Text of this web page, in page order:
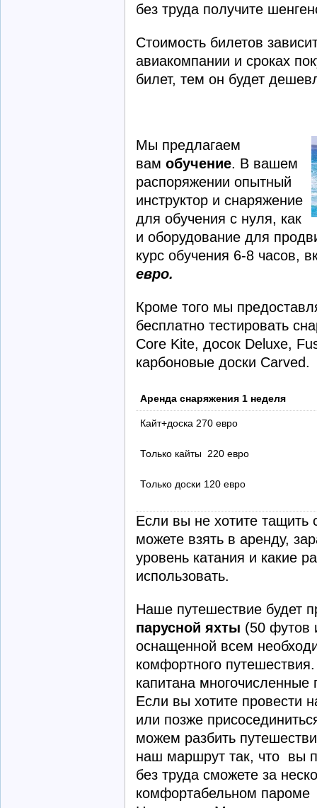
без труда получите
Стоимость билетов
авиакомпании и сроках
билет, тем он будет
Мы предлагаем
вам обучение. В вашем
распоряжении опытный
инструктор и снаряжение
для обучения с нуля, как
и оборудование для
курс обучения 6-8 часов,
евро.
Кроме того мы
бесплатно тестировать
Core Kite, досок Deluxe,
карбоновые доски Carved.
Аренда снаряжения 1 неделя
Кайт+доска 270 евро
Только кайты 220 евро
Только доски 120 евро
Если вы не хотите
можете взять в аренду,
уровень катания и какие
использовать.
Наше путешествие будет
парусной яхты (50 футов
оснащенной всем
комфортного
капитана
Если вы хотите провести
или позже
можем разбить
наш маршрут так, что вы
без труда сможете за
комфортабельном